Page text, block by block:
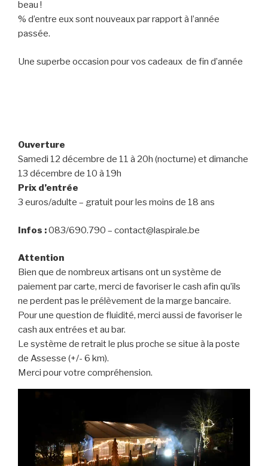
beau !
% d’entre eux sont nouveaux par rapport à l’année
passée.
Une superbe occasion pour vos cadeaux de fin d’année
Ouverture
Samedi 12 décembre de 11 à 20h (nocturne) et dimanche
13 décembre de 10 à 19h
Prix d’entrée
3 euros/adulte – gratuit pour les moins de 18 ans
Infos :083/690.790 – contact@laspirale.be
Attention
Bien que de nombreux artisans ont un système de
paiement par carte, merci de favoriser le cash afin qu’ils
ne perdent pas le prélèvement de la marge bancaire.
Pour une question de fluidité, merci aussi de favoriser le
cash aux entrées et au bar.
Le système de retrait le plus proche se situe à la poste
de Assesse (+/- 6 km).
Merci pour votre compréhension.